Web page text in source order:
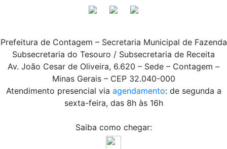
Prefeitura de Contagem – Secretaria Municipal de Fazenda
Subsecretaria do Tesouro / Subsecretaria de Receita
Av. João Cesar de Oliveira, 6.620 – Sede – Contagem –
Minas Gerais – CEP 32.040-000
Atendimento presencial via agendamento: de segunda a
sexta-feira, das 8h às 16h
Saiba como chegar: